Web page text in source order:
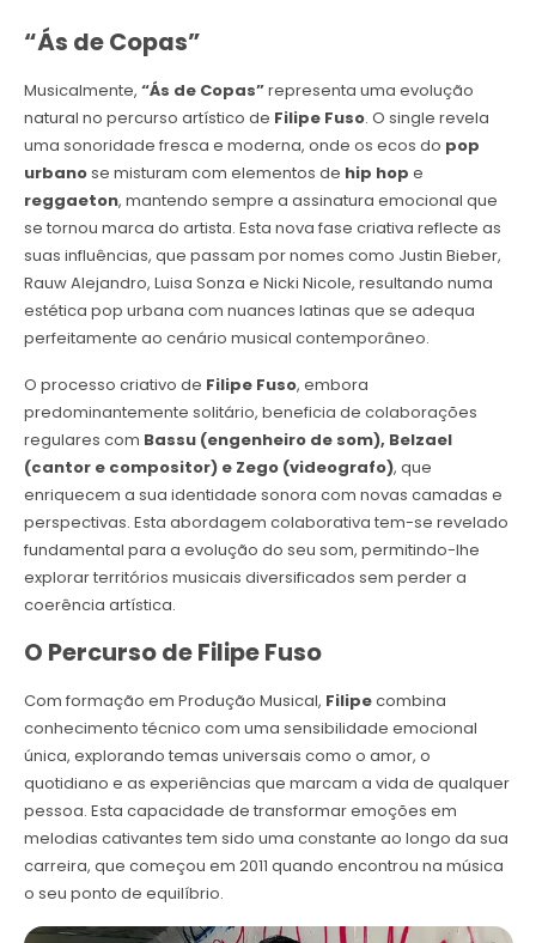
“Ás de Copas”
Musicalmente, “Ás de Copas”representa uma evolução
natural no percurso artístico de Filipe Fuso. O single revela
uma sonoridade fresca e moderna, onde os ecos do pop
urbanose misturam com elementos de hip hop e
reggaeton, mantendo sempre a assinatura emocional que
se tornou marca do artista. Esta nova fase criativa reflecte as
suas influências, que passam por nomes como Justin Bieber,
Rauw Alejandro, Luisa Sonza e Nicki Nicole, resultando numa
estética pop urbana com nuances latinas que se adequa
perfeitamente ao cenário musical contemporâneo.
O processo criativo de Filipe Fuso, embora
predominantemente solitário, beneficia de colaborações
regulares com Bassu (engenheiro de som), Belzael
(cantor e compositor) e Zego (videografo), que
enriquecem a sua identidade sonora com novas camadas e
perspectivas. Esta abordagem colaborativa tem-se revelado
fundamental para a evolução do seu som, permitindo-lhe
explorar territórios musicais diversificados sem perder a
coerência artística.
O Percurso de Filipe Fuso
Com formação em Produção Musical, Filipecombina
conhecimento técnico com uma sensibilidade emocional
única, explorando temas universais como o amor, o
quotidiano e as experiências que marcam a vida de qualquer
pessoa. Esta capacidade de transformar emoções em
melodias cativantes tem sido uma constante ao longo da sua
carreira, que começou em 2011 quando encontrou na música
o seu ponto de equilíbrio.